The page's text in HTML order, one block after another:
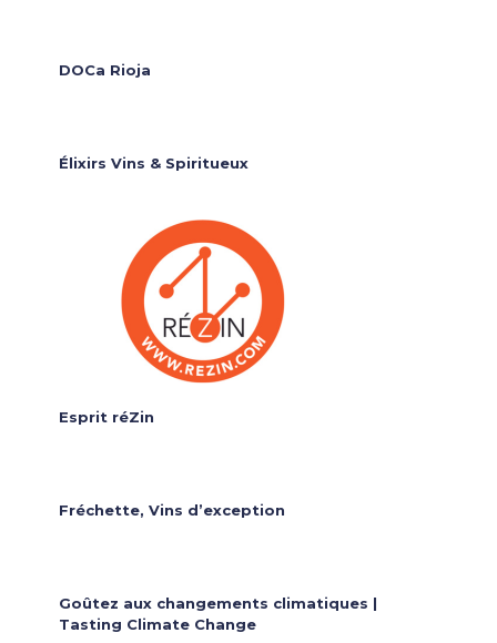
DOCa Rioja
Élixirs Vins & Spiritueux
Esprit réZin
Fréchette, Vins d’exception
Goûtez aux changements climatiques |
Tasting Climate Change